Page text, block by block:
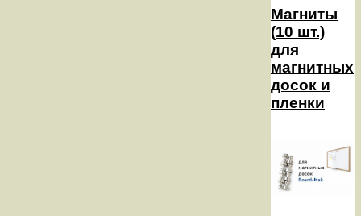
Магниты
(10 шт.)
для
магнитных
досок и
пленки